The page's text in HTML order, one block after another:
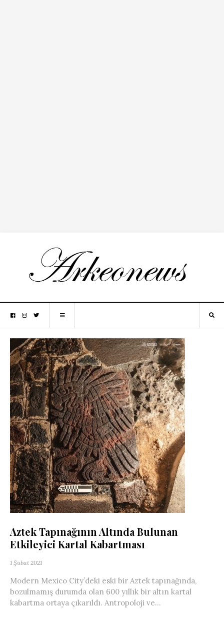
Aztek Tapınağının Altında Bulunan
Etkileyici Kartal Kabartması
1 Şubat 2021
Modern Mexico City’deki eski bir Aztek tapınağında,
bozulmamış durumda olan 600 yıllık bir altın kartal
kabartma ortaya çıkarıldı. Antropoloji ve...